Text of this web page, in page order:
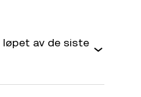
løpet av de siste